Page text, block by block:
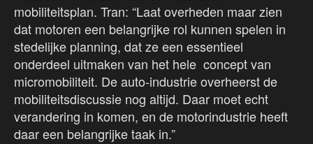
mobiliteitsplan. Tran: “Laat overheden maar zien
dat motoren een belangrijke rol kunnen spelen in
stedelijke planning, dat ze een essentieel
onderdeel uitmaken van het hele concept van
micromobiliteit. De auto-industrie overheerst de
mobiliteitsdiscussie nog altijd. Daar moet echt
verandering in komen, en de motorindustrie heeft
daar een belangrijke taak in.”